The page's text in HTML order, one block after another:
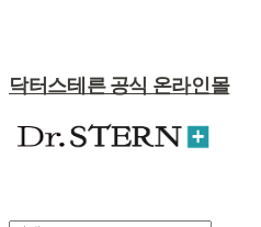
닥터스테른 공식 온라인몰